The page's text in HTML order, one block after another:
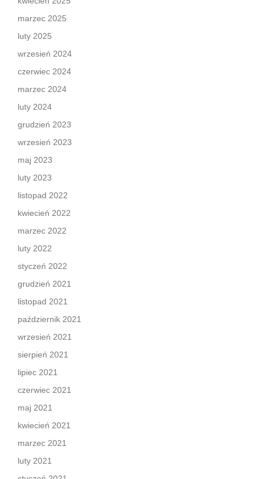
marzec 2025
luty 2025
wrzesień 2024
czerwiec 2024
marzec 2024
luty 2024
grudzień 2023
wrzesień 2023
maj 2023
luty 2023
listopad 2022
kwiecień 2022
marzec 2022
luty 2022
styczeń 2022
grudzień 2021
listopad 2021
październik 2021
wrzesień 2021
sierpień 2021
lipiec 2021
czerwiec 2021
maj 2021
kwiecień 2021
marzec 2021
luty 2021